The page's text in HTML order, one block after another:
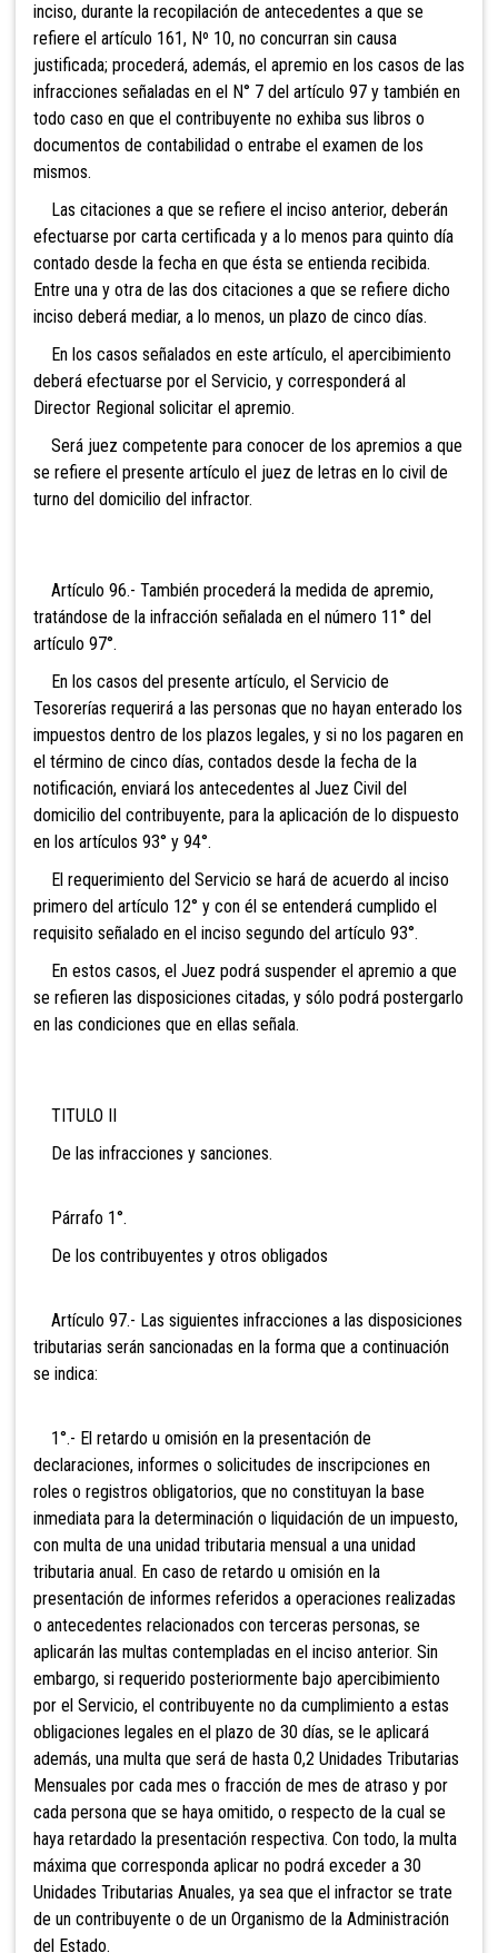
inciso, durante la recopilación de antecedentes a que se
refiere el artículo 161, Nº 10, no concurran sin causa
justificada; procederá, además, el apremio en los casos de las
infracciones señaladas en el N° 7 del artículo 97 y también en
todo caso en que el contribuyente no exhiba sus libros o
documentos de contabilidad o entrabe el examen de los
mismos.
Las citaciones a que se refiere el inciso anterior, deberán
efectuarse por carta certificada y a lo menos para quinto día
contado desde la fecha en que ésta se entienda recibida.
Entre una y otra de las dos citaciones a que se refiere dicho
inciso deberá mediar, a lo menos, un plazo de cinco días.
En los casos señalados en este artículo, el apercibimiento
deberá efectuarse por el Servicio, y corresponderá al
Director Regional solicitar el apremio.
Será juez competente para conocer de los apremios a que
se refiere el presente artículo el juez de letras en lo civil de
turno del domicilio del infractor.
Artículo 96.- También procederá la medida de apremio,
tratándose de la infracción señalada en el número 11° del
artículo 97°.
En los casos del presente artículo, el Servicio de
Tesorerías requerirá a las personas que no hayan enterado los
impuestos dentro de los plazos legales, y si no los pagaren en
el término de cinco días, contados desde la fecha de la
notificación, enviará los antecedentes al Juez Civil del
domicilio del contribuyente, para la aplicación de lo dispuesto
en los artículos 93° y 94°.
El requerimiento del Servicio se hará de acuerdo al inciso
primero del artículo 12° y con él se entenderá cumplido el
requisito señalado en el inciso segundo del artículo 93°.
En estos casos, el Juez podrá suspender el apremio a que
se refieren las disposiciones citadas, y sólo podrá postergarlo
en las condiciones que en ellas señala.
TITULO II
De las infracciones y sanciones.
Párrafo 1°.
De los contribuyentes y otros obligados
Artículo 97.- Las siguientes infracciones a las disposiciones
tributarias serán sancionadas en la forma que a continuación
se indica:
1°.- El retardo u omisión en la presentación de
declaraciones, informes o solicitudes de inscripciones en
roles o registros obligatorios, que no constituyan la base
inmediata para la determinación o liquidación de un impuesto,
con multa de una unidad tributaria mensual a una unidad
tributaria anual. En caso de retardo u omisión en la
presentación de informes referidos a operaciones realizadas
o antecedentes relacionados con terceras personas, se
aplicarán las multas contempladas en el inciso anterior. Sin
embargo, si requerido posteriormente bajo apercibimiento
por el Servicio, el contribuyente no da cumplimiento a estas
obligaciones legales en el plazo de 30 días, se le aplicará
además, una multa que será de hasta 0,2 Unidades Tributarias
Mensuales por cada mes o fracción de mes de atraso y por
cada persona que se haya omitido, o respecto de la cual se
haya retardado la presentación respectiva. Con todo, la multa
máxima que corresponda aplicar no podrá exceder a 30
Unidades Tributarias Anuales, ya sea que el infractor se trate
de un contribuyente o de un Organismo de la Administración
del Estado.